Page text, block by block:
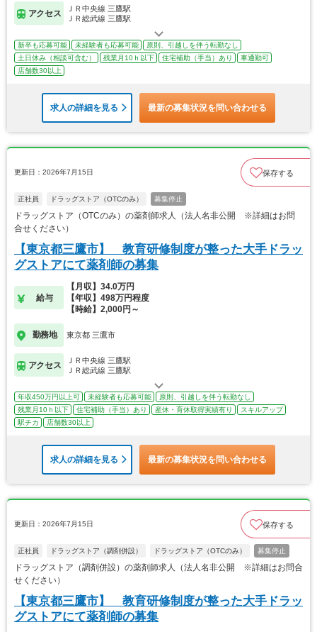
アクセス
ＪＲ中央線 三鷹駅
ＪＲ総武線 三鷹駅
新卒も応募可能 未経験者も応募可能
原則、引越しを伴う転勤なし
土日休み（相談可含む）
残業月10ｈ以下 住宅補助（手当）あり
車通勤可
店舗数30以上
求人の詳細を見る 最新の募集状況を問い合わせる
更新日：2026年7月15日 保存する
正社員 ドラッグストア（OTCのみ） 募集停止
ドラッグストア（OTCのみ）の薬剤師求人（法人名非公開 ※詳細はお問
合せください）
【東京都三鷹市】 教育研修制度が整った大手ドラッ
グストアにて薬剤師の募集
給与
【月収】34.0万円
【年収】498万円程度
【時給】2,000円～
勤務地 東京都 三鷹市
アクセス
ＪＲ中央線 三鷹駅
ＪＲ総武線 三鷹駅
年収450万円以上可 未経験者も応募可能
原則、引越しを伴う転勤なし
残業月10ｈ以下
住宅補助（手当）あり 産休・育休取得実績有り
スキルアップ
駅チカ
店舗数30以上
求人の詳細を見る 最新の募集状況を問い合わせる
更新日：2026年7月15日 保存する
正社員 ドラッグストア（調剤併設） ドラッグストア（OTCのみ） 募集停止
ドラッグストア（調剤併設）の薬剤師求人（法人名非公開 ※詳細はお問合
せください）
【東京都三鷹市】 教育研修制度が整った大手ドラッ
グストアにて薬剤師の募集